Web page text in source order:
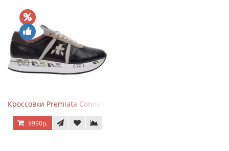
Кроссовки Premiata Conny Leather Black Brown
9990р.